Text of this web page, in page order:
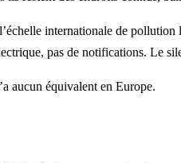
internationale de
pas de notifications. Le
aucun équivalent en Europe.